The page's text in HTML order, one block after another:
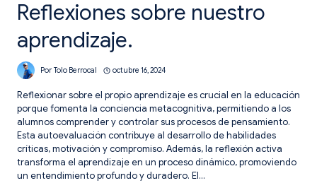
Reflexiones sobre nuestro
aprendizaje.
Por Tolo Berrocal octubre 16, 2024
Reflexionar sobre el propio aprendizaje es crucial en la educación
porque fomenta la conciencia metacognitiva, permitiendo a los
alumnos comprender y controlar sus procesos de pensamiento.
Esta autoevaluación contribuye al desarrollo de habilidades
críticas, motivación y compromiso. Además, la reflexión activa
transforma el aprendizaje en un proceso dinámico, promoviendo
un entendimiento profundo y duradero. El…